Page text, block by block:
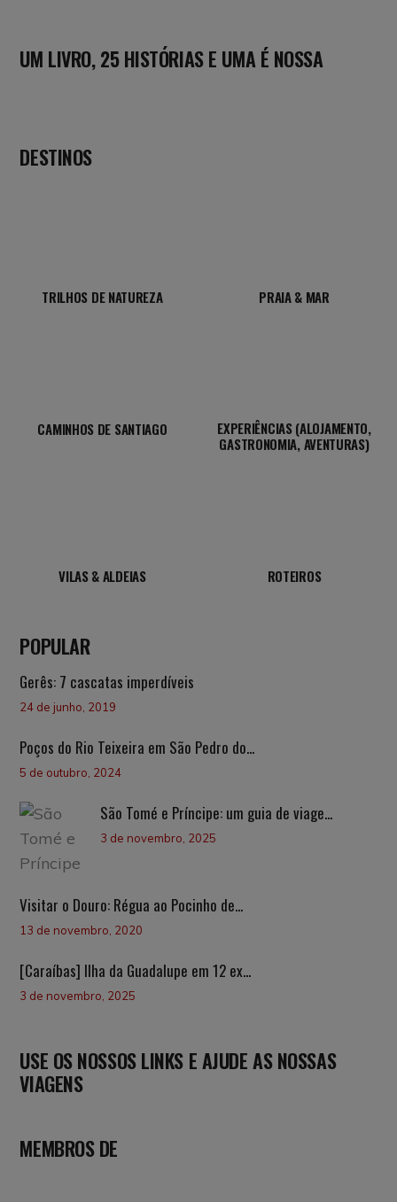
UM LIVRO, 25 HISTÓRIAS E UMA É NOSSA
DESTINOS
TRILHOS DE NATUREZA PRAIA & MAR
CAMINHOS DE SANTIAGO
EXPERIÊNCIAS (ALOJAMENTO,
GASTRONOMIA, AVENTURAS)
VILAS & ALDEIAS ROTEIROS
POPULAR
Gerês: 7 cascatas imperdíveis
24 de junho, 2019
Poços do Rio Teixeira em São Pedro do...
5 de outubro, 2024
São Tomé e Príncipe: um guia de viage...
3 de novembro, 2025
Visitar o Douro: Régua ao Pocinho de...
13 de novembro, 2020
[Caraíbas] Ilha da Guadalupe em 12 ex...
3 de novembro, 2025
USE OS NOSSOS LINKS E AJUDE AS NOSSAS
VIAGENS
MEMBROS DE